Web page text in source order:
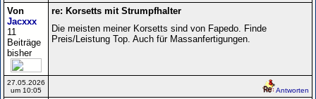
Von
Jacxxx
11
Beiträge
bisher
re: Korsetts mit Strumpfhalter
Die meisten meiner Korsetts sind von Fapedo. Finde
Preis/Leistung Top. Auch für Massanfertigungen.
27.05.2026
um 10:05
Antworten